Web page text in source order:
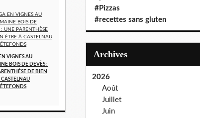
VIGNES AU
BOIS DE DEVÈS :
DE BIEN
CASTELNAU
#Pizzas
#recettes sans gluten
Archives
2026
Août
Juillet
Juin